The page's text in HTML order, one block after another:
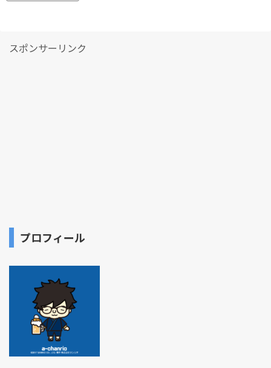
スポンサーリンク
プロフィール